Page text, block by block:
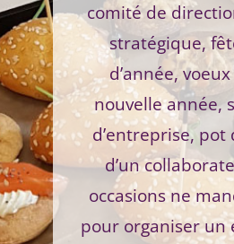
comité de
stratégique,
d’année,
nouvelle année,
d’entreprise,
d’un
occasions ne
pour organiser un